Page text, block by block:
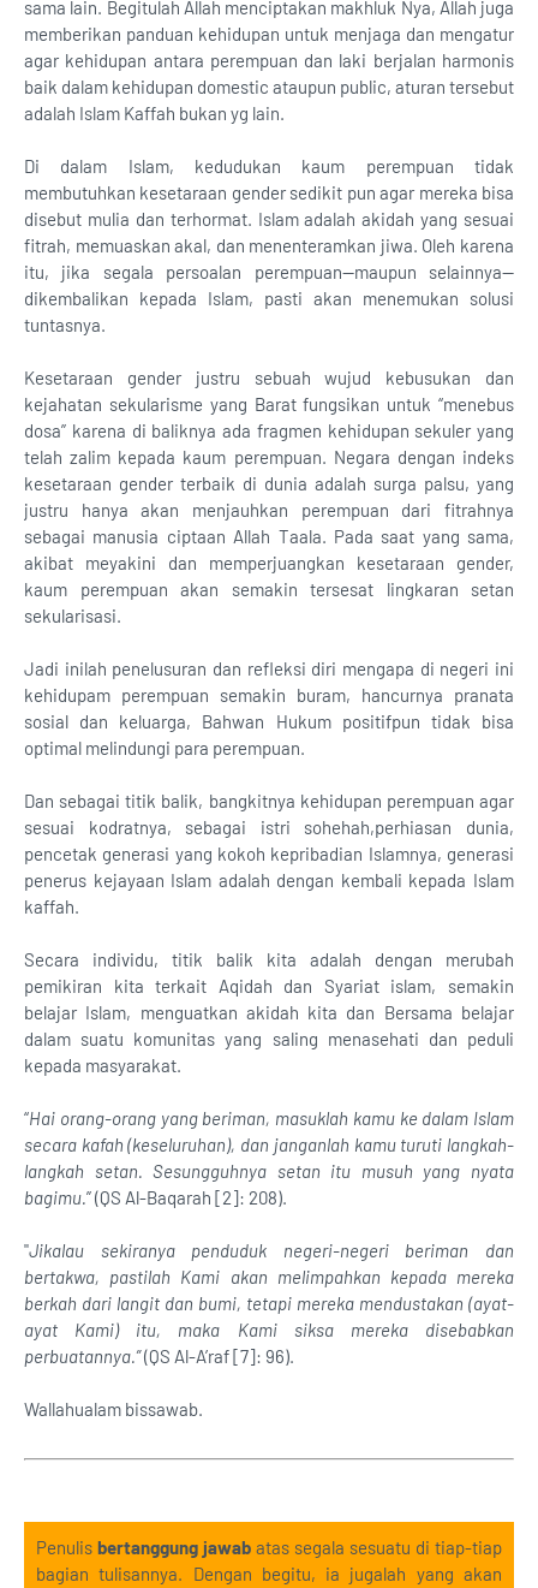
sama lain. Begitulah Allah menciptakan makhluk Nya, Allah juga
memberikan panduan kehidupan untuk menjaga dan mengatur
agar kehidupan antara perempuan dan laki berjalan harmonis
baik dalam kehidupan domestic ataupun public, aturan tersebut
adalah Islam Kaffah bukan yg lain.
Di dalam Islam, kedudukan kaum perempuan tidak
membutuhkan kesetaraan gender sedikit pun agar mereka bisa
disebut mulia dan terhormat. Islam adalah akidah yang sesuai
fitrah, memuaskan akal, dan menenteramkan jiwa. Oleh karena
itu, jika segala persoalan perempuan—maupun selainnya—
dikembalikan kepada Islam, pasti akan menemukan solusi
tuntasnya.
Kesetaraan gender justru sebuah wujud kebusukan dan
kejahatan sekularisme yang Barat fungsikan untuk “menebus
dosa” karena di baliknya ada fragmen kehidupan sekuler yang
telah zalim kepada kaum perempuan. Negara dengan indeks
kesetaraan gender terbaik di dunia adalah surga palsu, yang
justru hanya akan menjauhkan perempuan dari fitrahnya
sebagai manusia ciptaan Allah Taala. Pada saat yang sama,
akibat meyakini dan memperjuangkan kesetaraan gender,
kaum perempuan akan semakin tersesat lingkaran setan
sekularisasi.
Jadi inilah penelusuran dan refleksi diri mengapa di negeri ini
kehidupam perempuan semakin buram, hancurnya pranata
sosial dan keluarga, Bahwan Hukum positifpun tidak bisa
optimal melindungi para perempuan.
Dan sebagai titik balik, bangkitnya kehidupan perempuan agar
sesuai kodratnya, sebagai istri sohehah,perhiasan dunia,
pencetak generasi yang kokoh kepribadian Islamnya, generasi
penerus kejayaan Islam adalah dengan kembali kepada Islam
kaffah.
Secara individu, titik balik kita adalah dengan merubah
pemikiran kita terkait Aqidah dan Syariat islam, semakin
belajar Islam, menguatkan akidah kita dan Bersama belajar
dalam suatu komunitas yang saling menasehati dan peduli
kepada masyarakat.
“Hai orang-orang yang beriman, masuklah kamu ke dalam Islam
secara kafah (keseluruhan), dan janganlah kamu turuti langkah-
langkah setan. Sesungguhnya setan itu musuh yang nyata
bagimu.” (QS Al-Baqarah [2]: 208).
"Jikalau sekiranya penduduk negeri-negeri beriman dan
bertakwa, pastilah Kami akan melimpahkan kepada mereka
berkah dari langit dan bumi, tetapi mereka mendustakan (ayat-
ayat Kami) itu, maka Kami siksa mereka disebabkan
perbuatannya.”(QS Al-A’raf [7]: 96).
Wallahualam bissawab.
Penulis bertanggung jawab atas segala sesuatu di tiap-tiap
bagian tulisannya. Dengan begitu, ia jugalah yang akan